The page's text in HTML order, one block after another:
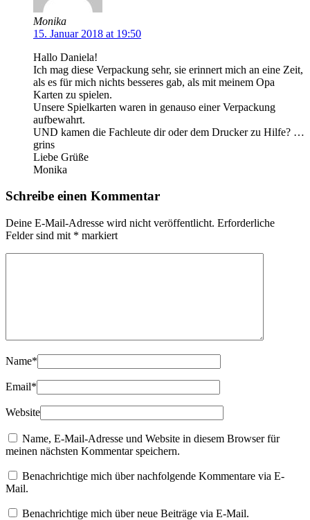
Monika
15. Januar 2018 at 19:50
Hallo Daniela!
Ich mag diese Verpackung sehr, sie erinnert mich an eine Zeit,
als es für mich nichts besseres gab, als mit meinem Opa
Karten zu spielen.
Unsere Spielkarten waren in genauso einer Verpackung
aufbewahrt.
UND kamen die Fachleute dir oder dem Drucker zu Hilfe? …
grins
Liebe Grüße
Monika
Schreibe einen Kommentar
Deine E-Mail-Adresse wird nicht veröffentlicht. Erforderliche
Felder sind mit * markiert
Name*
Email*
Website
Name, E-Mail-Adresse und Website in diesem Browser für
meinen nächsten Kommentar speichern.
Benachrichtige mich über nachfolgende Kommentare via E-
Mail.
Benachrichtige mich über neue Beiträge via E-Mail.